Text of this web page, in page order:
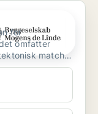
for
omfatter
matcher